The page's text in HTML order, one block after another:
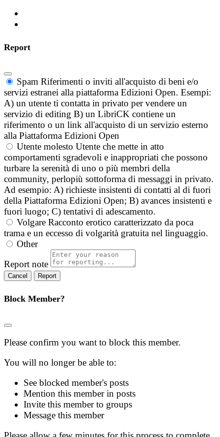
Report
Spam Riferimenti o inviti all'acquisto di beni e/o
servizi estranei alla piattaforma Edizioni Open. Esempi:
A) un utente ti contatta in privato per vendere un
servizio di editing B) un LibriCK contiene un
riferimento o un link all'acquisto di un servizio esterno
alla Piattaforma Edizioni Open
Utente molesto Utente che mette in atto
comportamenti sgradevoli e inappropriati che possono
turbare la serenità di uno o più membri della
community, perlopiù sottoforma di messaggi in privato.
Ad esempio: A) richieste insistenti di contatti al di fuori
della Piattaforma Edizioni Open; B) avances insistenti e
fuori luogo; C) tentativi di adescamento.
Volgare Racconto erotico caratterizzato da poca
trama e un eccesso di volgarità gratuita nel linguaggio.
Other
Report note
Report
Block Member?
Please confirm you want to block this member.
You will no longer be able to:
See blocked member's posts
Mention this member in posts
Invite this member to groups
Message this member